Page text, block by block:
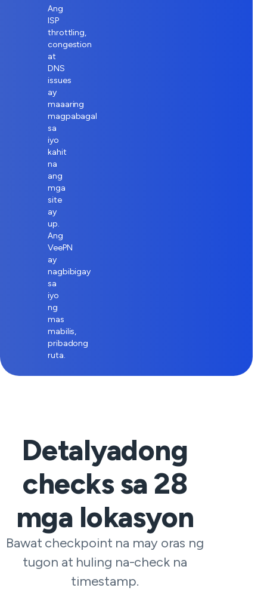
Ang
ISP
throttling,
congestion
at
DNS
issues
ay
maaaring
magpabagal
sa
iyo
kahit
na
ang
mga
site
ay
up.
Ang
VeePN
ay
nagbibigay
sa
iyo
ng
mas
mabilis,
pribadong
ruta.
Detalyadong
checks sa28
mga lokasyon
Bawat checkpoint na may oras ng
tugon at huling na-check na
timestamp.